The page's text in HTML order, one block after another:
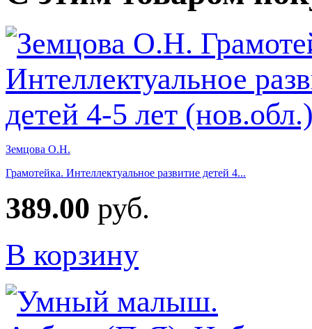
Земцова О.Н.
Грамотейка. Интеллектуальное развитие детей 4...
389.00 руб.
В корзину